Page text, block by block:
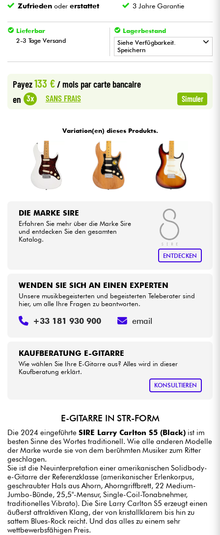
Violinen & Quartett
Kabel & Zubehöre
Bundle
Sehen Sie sich unsere Marken an
Zufrieden odererstattet 3 Jahre Garantie
Lieferbar
2-3 Tage Versand
Lagerbestand
Siehe Verfügbarkeit.
Speichern
Payez133 €/ mois par carte bancaire
en 3x SANS FRAIS Simuler
Variation(en) dieses Produkts.
DIE MARKE SIRE
Erfahren Sie mehr über die Marke Sire
und entdecken Sie den gesamten
Katalog.
ENTDECKEN
KAUFBERATUNG E-GITARRE
Wie wählen Sie Ihre E-Gitarre aus? Alles wird in dieser
Kaufberatung erklärt.
KONSULTIEREN
WENDEN SIE SICH AN EINEN EXPERTEN
Unsere musikbegeisterten und begeisterten Teleberater sind
hier, um alle Ihre Fragen zu beantworten.
+33 181 930 900 email
E-GITARRE IN STR-FORM
Die 2024 eingeführte SIRE Larry Carlton S5 (Black) ist im
besten Sinne des Wortes traditionell. Wie alle anderen Modelle
der Marke wurde sie von dem berühmten Musiker zum Ritter
geschlagen.
Sie ist die Neuinterpretation einer amerikanischen Solidbody-
e-Gitarre der Referenzklasse (amerikanischer Erlenkorpus,
geschraubter Hals aus Ahorn, Ahorngriffbrett, 22 Medium-
Jumbo-Bünde, 25,5"-Mensur, Single-Coil-Tonabnehmer,
traditionelles Vibrato). Die Sire Larry Carlton S5 erzeugt einen
äußerst attraktiven Klang, der von kristallklarem bis hin zu
sattem Blues-Rock reicht. Und das alles zu einem sehr
wettbewerbsfähigen Preis.